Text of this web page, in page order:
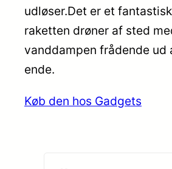
udløser.Det er et
raketten drøner af sted
vanddampen frådende ud
ende.
Køb den hos Gadgets